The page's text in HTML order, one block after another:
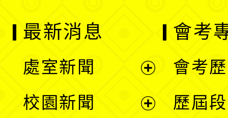
最新消息
處室新聞
校園新聞
會考
會考
歷屆